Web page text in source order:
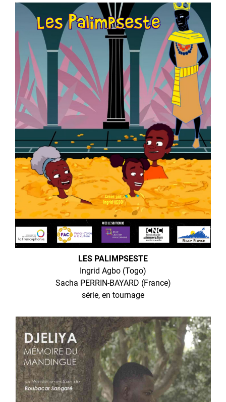
LES PALIMPSESTE
Ingrid Agbo (Togo)
Sacha PERRIN-BAYARD (France)
série, en tournage